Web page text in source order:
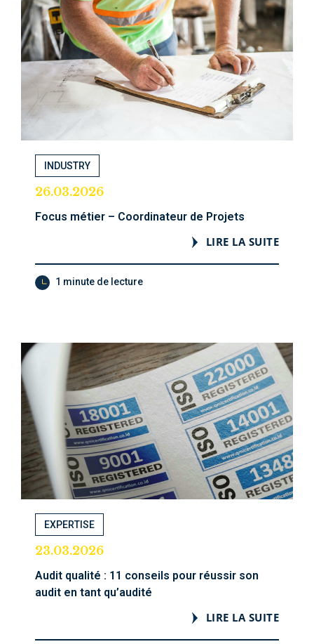
INDUSTRY
26.03.2026
Focus métier – Coordinateur de Projets
LIRE LA SUITE
1 minute de lecture
EXPERTISE
23.03.2026
Audit qualité : 11 conseils pour réussir son
audit en tant qu’audité
LIRE LA SUITE